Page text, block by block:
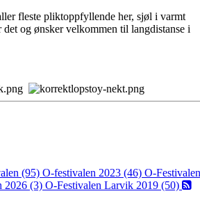
fleste pliktoppfyllende her, sjøl i varmt
og ønsker velkommen til langdistanse i
(95) O-festivalen 2023 (46) O-Festivalen
2026 (3) O-Festivalen Larvik 2019 (50)